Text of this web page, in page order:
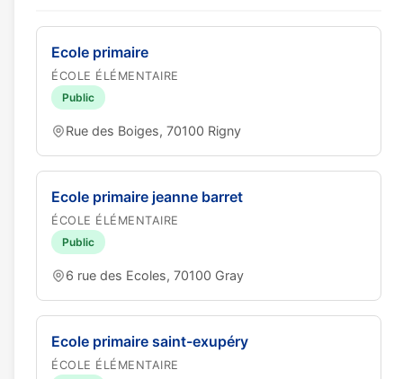
Ecole primaire
ÉCOLE ÉLÉMENTAIRE
Public
Rue des Boiges, 70100 Rigny
Ecole primaire jeanne barret
ÉCOLE ÉLÉMENTAIRE
Public
6 rue des Ecoles, 70100 Gray
Ecole primaire saint-exupéry
ÉCOLE ÉLÉMENTAIRE